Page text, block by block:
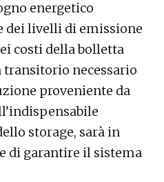
energetico
dei livelli di emissione
costi della bolletta
necessario
proveniente da
storage, sarà in
di garantire il sistema